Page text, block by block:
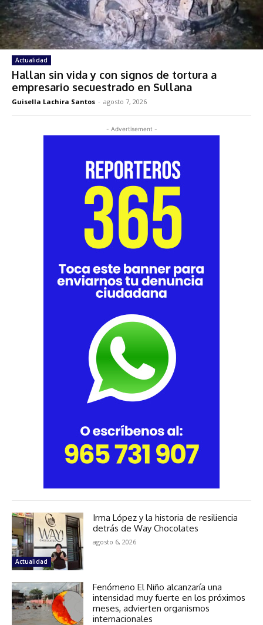
Actualidad
Hallan sin vida y con signos de tortura a
empresario secuestrado en Sullana
Guisella Lachira Santos - agosto 7, 2026
- Advertisement -
Actualidad
Irma López y la historia de resiliencia
detrás de Way Chocolates
agosto 6, 2026
Fenómeno El Niño alcanzaría una
intensidad muy fuerte en los próximos
meses, advierten organismos
internacionales